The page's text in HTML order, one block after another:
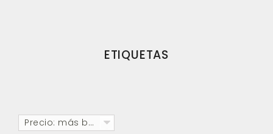
ETIQUETAS
Precio: más baratos primero